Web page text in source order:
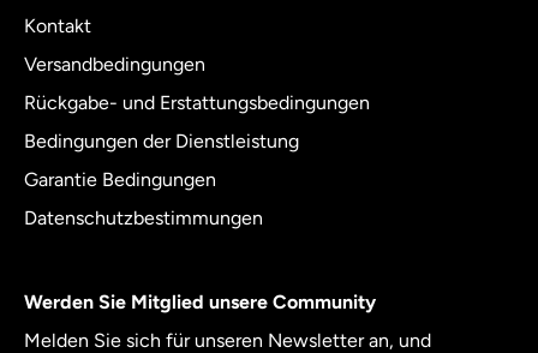
Kontakt
Versandbedingungen
Rückgabe- und Erstattungsbedingungen
Bedingungen der Dienstleistung
Garantie Bedingungen
Datenschutzbestimmungen
Werden Sie Mitglied unsere Community
Melden Sie sich für unseren Newsletter an, und